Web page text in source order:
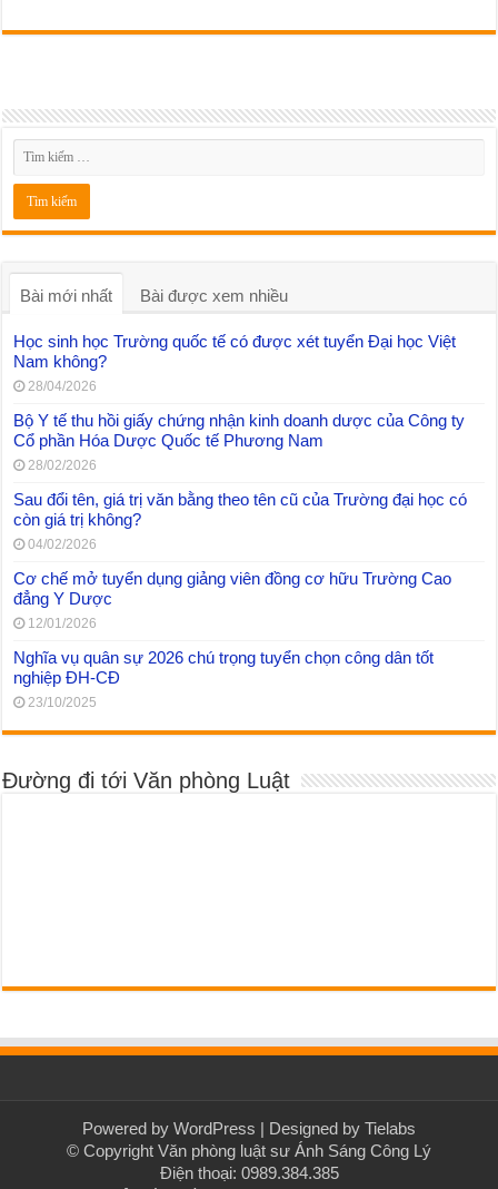
Bài mới nhất Bài được xem nhiều
Học sinh học Trường quốc tế có được xét tuyển Đại học Việt
Nam không?
28/04/2026
Bộ Y tế thu hồi giấy chứng nhận kinh doanh dược của Công ty
Cổ phần Hóa Dược Quốc tế Phương Nam
28/02/2026
Sau đổi tên, giá trị văn bằng theo tên cũ của Trường đại học có
còn giá trị không?
04/02/2026
Cơ chế mở tuyển dụng giảng viên đồng cơ hữu Trường Cao
đẳng Y Dược
12/01/2026
Nghĩa vụ quân sự 2026 chú trọng tuyển chọn công dân tốt
nghiệp ĐH-CĐ
23/10/2025
Đường đi tới Văn phòng Luật
Powered by WordPress | Designed by Tielabs
© Copyright Văn phòng luật sư Ánh Sáng Công Lý
Điện thoại: 0989.384.385